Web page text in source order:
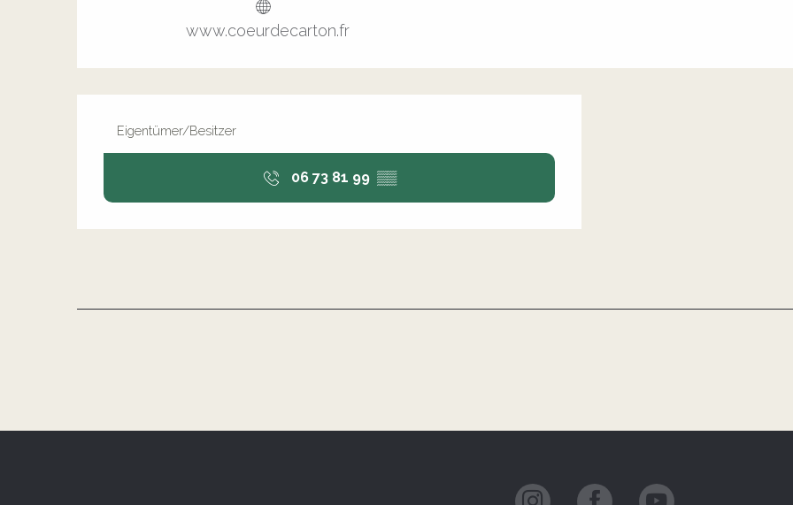
www.coeurdecarton.fr
Eigentümer/Besitzer
06 73 81 99 ▒▒